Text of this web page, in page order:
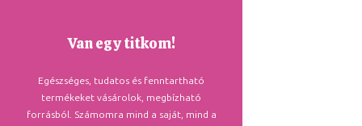
Van egy titkom!
Egészséges, tudatos és fenntartható
termékeket vásárolok, megbízható
forrásból. Számomra mind a saját, mind a